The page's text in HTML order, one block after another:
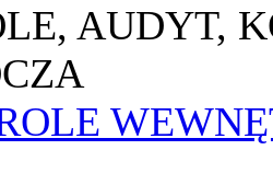
AUDYT,